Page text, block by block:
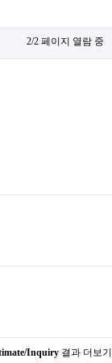
2/2 페이지 열람 중
Inquiry 결과 더보기